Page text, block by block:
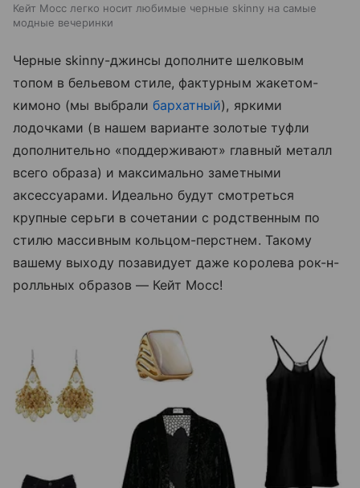
Кейт Мосс легко носит любимые черные skinny на самые
модные вечеринки
Черные skinny-джинсы дополните шелковым
топом в бельевом стиле, фактурным жакетом-
кимоно (мы выбрали бархатный), яркими
лодочками (в нашем варианте золотые туфли
дополнительно «поддерживают» главный металл
всего образа) и максимально заметными
аксессуарами. Идеально будут смотреться
крупные серьги в сочетании с родственным по
стилю массивным кольцом-перстнем. Такому
вашему выходу позавидует даже королева рок-н-
ролльных образов — Кейт Мосс!